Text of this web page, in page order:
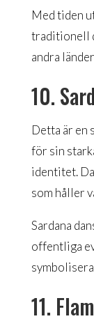
Med tiden
traditionell
andra
10.
Detta är en
för sin
identitet.
som håller
Sardana
offentliga
11.